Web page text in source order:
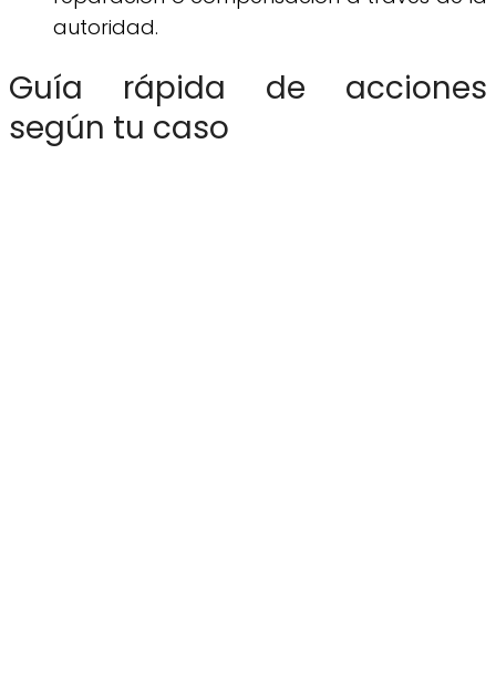
autoridad.
Guía rápida de acciones
según tu caso